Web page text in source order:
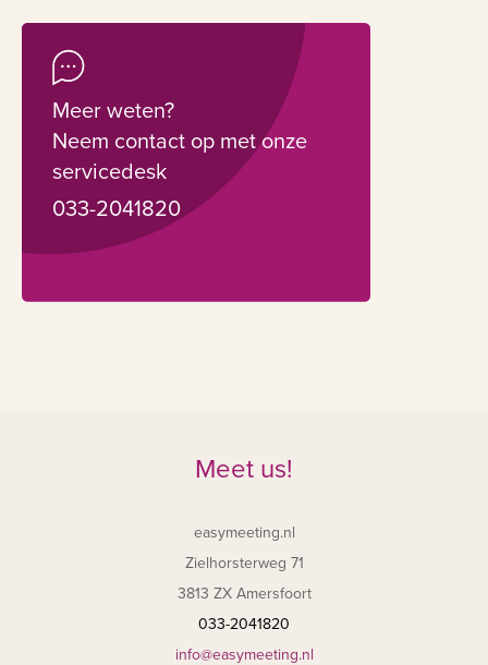
Meer weten?
Neem contact op met onze
servicedesk
033-2041820
Meet us!
easymeeting.nl
Zielhorsterweg 71
3813 ZX Amersfoort
033-2041820
info@easymeeting.nl